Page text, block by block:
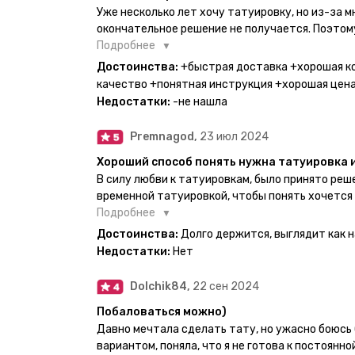
Уже несколько лет хочу татуировку, но из-за
окончательное решение не получается.
настоящей находкой. Как только тату пришли,
Хочу отметить, что у everink очень большой
значительно упрощает процесс получения
бумажный плотный конверт, внутри оказалась
специальные пакетики, салфетки, инструкция
очень мило. Я уже нанесла одну из них и
понятно объяснено, отдельным плюсом для
обозначениями тех мечт, где тату будет
всём советую и рекомендую, буду заказывать
Подробнее
Достоинства: +быстрая доставка +хорошая
качество +понятная инструкция +хорошая цена
Недостатки: -не нашла
Premnagod, 23 июл 2024
Хороший способ понять нужна татуировка
В силу любви к татуировкам, было принято
временной татуировкой, чтобы понять
как оказалось смысла набивать нет, ведь
татуировки и в случае если одна не
настоящая, держится долго, больше ничего и не
Подробнее
Достоинства: Долго держится, выглядит как
Недостатки: Нет
Dolchik84, 22 сен 2024
Побаловаться можно)
Давно мечтала сделать тату, но ужасно боюсь
вариантом, поняла, что я не готова к